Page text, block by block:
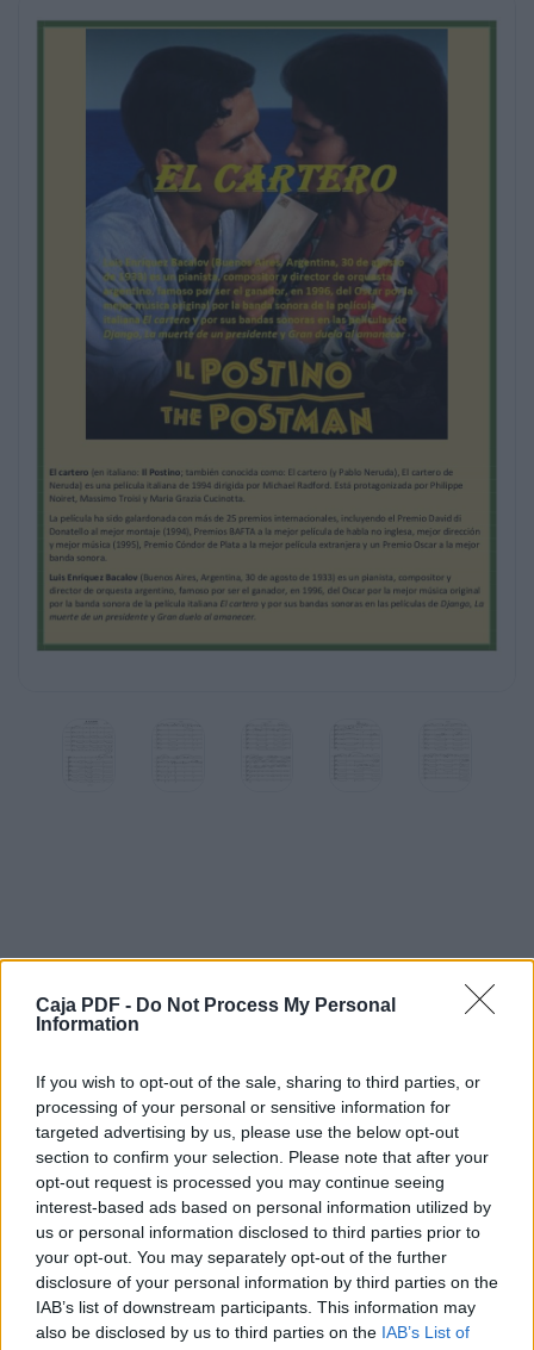
Caja PDF - Do Not Process My Personal
Information
If you wish to opt-out of the sale, sharing to third parties, or
processing of your personal or sensitive information for
targeted advertising by us, please use the below opt-out
section to confirm your selection. Please note that after your
opt-out request is processed you may continue seeing
interest-based ads based on personal information utilized by
us or personal information disclosed to third parties prior to
your opt-out. You may separately opt-out of the further
disclosure of your personal information by third parties on the
IAB’s list of downstream participants. This information may
also be disclosed by us to third parties on the IAB’s List of
Donatello al mejor montaje (1994), Premios
BAFTA a la mejor película de habla no inglesa,
mejor dirección
y mejor música (1995), Premio Cóndor de
Plata a la mejor película extranjera y un
Premio Oscar a la mejor
banda sonora.
Luis Enríquez Bacalov (Buenos Aires,
Argentina, 30 de agosto de 1933) es un
pianista, compositor y
director de orquesta argentino, famoso por
ser el ganador, en 1996, del Oscar por la
mejor música original
por la banda sonora de la película italiana El
cartero y por sus bandas sonoras en las
películas de Django, La
muerte de un presidente y Gran duelo al
amanecer.
IL POSTINO
Luis E. Bacalov
Arr. by Gino Gonçals
BSO del film "El Cartero"
(Cover of Clarinets, Aragón, S.XXI)
Clarinet in B  2
Cl. 2
Cl. 3
Cl. 5
B. Cl.
 
  


Descargar el documento (PDF)